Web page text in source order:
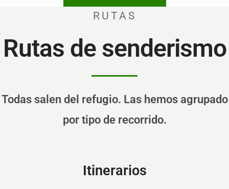
RUTAS
Rutas de senderismo
Todas salen del refugio. Las hemos agrupado
por tipo de recorrido.
Itinerarios